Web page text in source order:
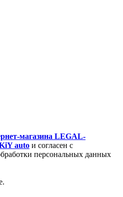
магазина LEGAL-
auto и согласен с
персональных данных